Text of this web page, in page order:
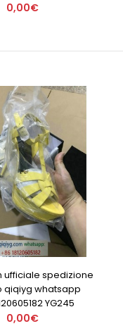
0,00€
ufficiale spedizione
qiqiyg whatsapp
YG245
0,00€